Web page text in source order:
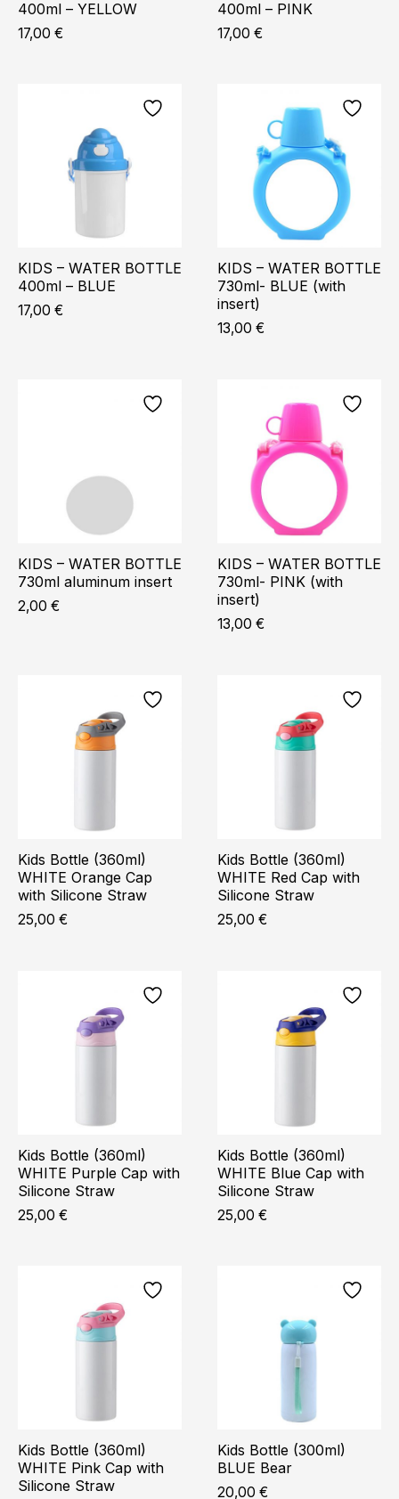
400ml – YELLOW
17,00 €
400ml – PINK
17,00 €
KIDS – WATER BOTTLE
400ml – BLUE
17,00 €
KIDS – WATER BOTTLE
730ml- BLUE (with
insert)
13,00 €
KIDS – WATER BOTTLE
730ml aluminum insert
2,00 €
KIDS – WATER BOTTLE
730ml- PINK (with
insert)
13,00 €
Kids Bottle (360ml)
WHITE Orange Cap
with Silicone Straw
25,00 €
Kids Bottle (360ml)
WHITE Red Cap with
Silicone Straw
25,00 €
Kids Bottle (360ml)
WHITE Purple Cap with
Silicone Straw
25,00 €
Kids Bottle (360ml)
WHITE Blue Cap with
Silicone Straw
25,00 €
Kids Bottle (360ml)
WHITE Pink Cap with
Silicone Straw
Kids Bottle (300ml)
BLUE Bear
20,00 €